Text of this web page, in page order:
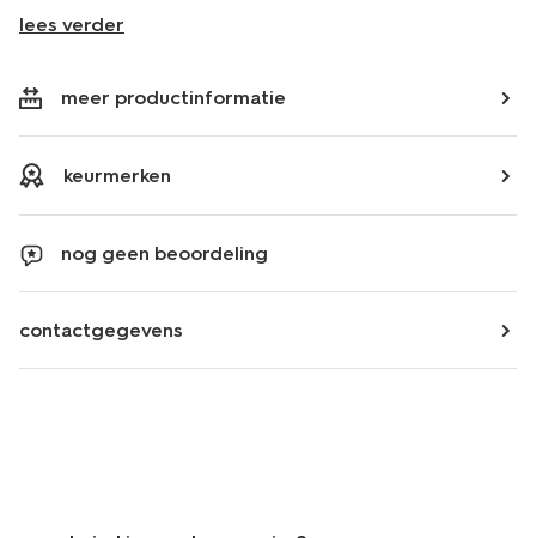
lees verder
meer productinformatie
keurmerken
nog geen beoordeling
contactgegevens